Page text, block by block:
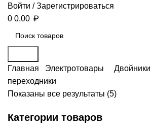
Войти / Зарегистрироваться
0 0,00 ₽
Главная
Электротовары
переходники
Показаны все результаты (5)
Категории товаров